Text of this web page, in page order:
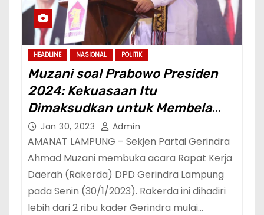
HEADLINE NASIONAL POLITIK
Muzani soal Prabowo Presiden
2024: Kekuasaan Itu
Dimaksudkan untuk Membela
Rakyat Kecil dan Terpinggirkan
Jan 30, 2023 Admin
AMANAT LAMPUNG – Sekjen Partai Gerindra
Ahmad Muzani membuka acara Rapat Kerja
Daerah (Rakerda) DPD Gerindra Lampung
pada Senin (30/1/2023). Rakerda ini dihadiri
lebih dari 2 ribu kader Gerindra mulai…